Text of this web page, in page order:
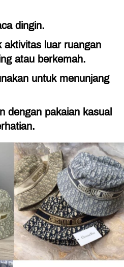
dingin.
aktivitas luar ruangan
atau berkemah.
untuk menunjang
dengan pakaian kasual